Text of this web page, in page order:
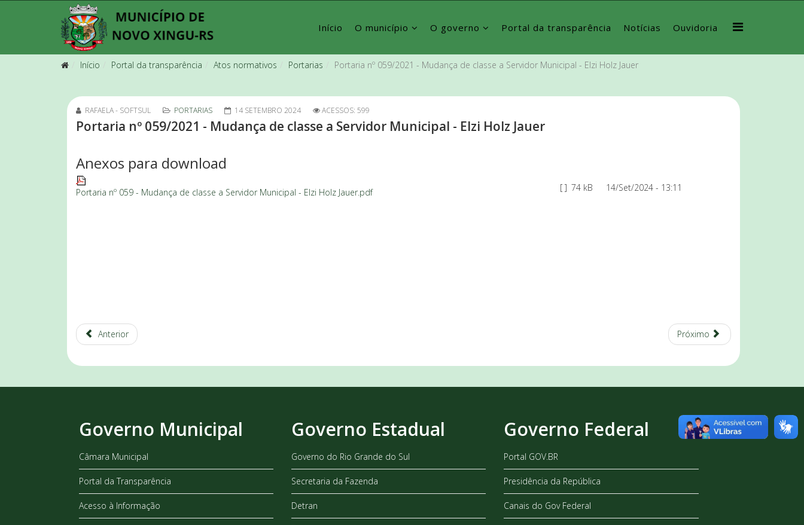
Início O município O governo Portal da transparência Notícias Ouvidoria
Início Portal da transparência Atos normativos Portarias Portaria nº 059/2021 - Mudança de classe a Servidor Municipal - Elzi Holz Jauer
RAFAELA - SOFTSUL PORTARIAS 14 SETEMBRO 2024 ACESSOS: 599
Portaria nº 059/2021 - Mudança de classe a Servidor Municipal - Elzi Holz Jauer
Anexos para download
Portaria nº 059 - Mudança de classe a Servidor Municipal - Elzi Holz Jauer.pdf [ ] 74 kB 14/Set/2024 - 13:11
Anterior Próximo
Governo Municipal
Câmara Municipal
Portal da Transparência
Acesso à Informação
Governo Estadual
Governo do Rio Grande do Sul
Secretaria da Fazenda
Detran
Governo Federal
Portal GOV.BR
Presidência da República
Canais do Gov Federal